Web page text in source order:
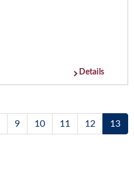
Details
9 10 11 12 13